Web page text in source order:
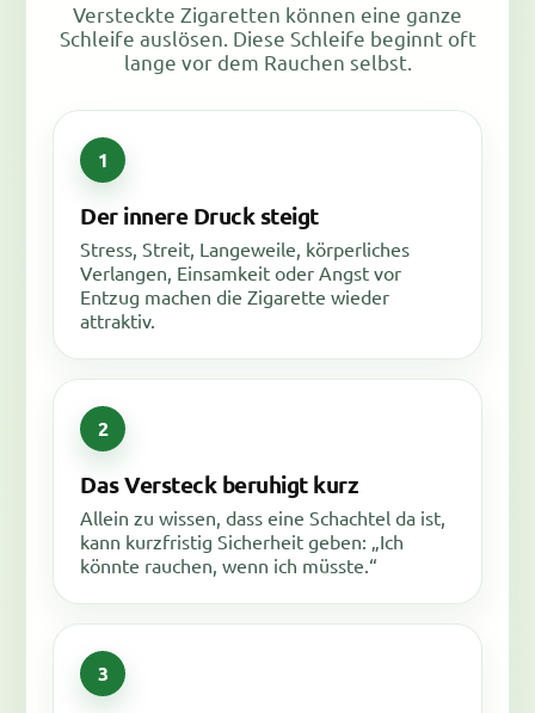
Versteckte Zigaretten können eine ganze
Schleife auslösen. Diese Schleife beginnt oft
lange vor dem Rauchen selbst.
Der innere Druck steigt
Stress, Streit, Langeweile, körperliches
Verlangen, Einsamkeit oder Angst vor
Entzug machen die Zigarette wieder
attraktiv.
Das Versteck beruhigt kurz
Allein zu wissen, dass eine Schachtel da ist,
kann kurzfristig Sicherheit geben: „Ich
könnte rauchen, wenn ich müsste.“